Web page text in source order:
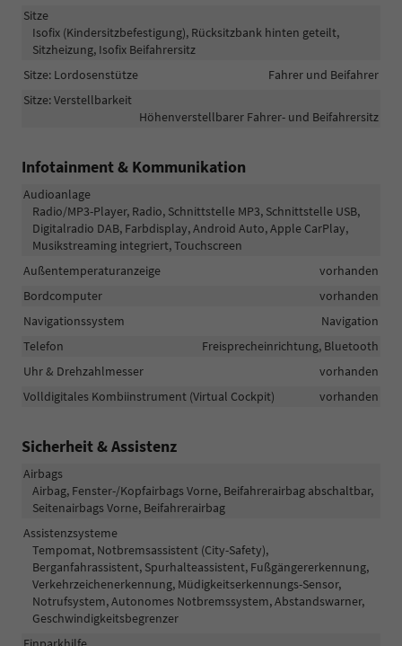
Sitze
Isofix (Kindersitzbefestigung), Rücksitzbank hinten geteilt,
Sitzheizung, Isofix Beifahrersitz
Sitze: Lordosenstütze
Fahrer und Beifahrer
Sitze: Verstellbarkeit
Höhenverstellbarer Fahrer- und Beifahrersitz
Infotainment & Kommunikation
Audioanlage
Radio/MP3-Player, Radio, Schnittstelle MP3, Schnittstelle USB,
Digitalradio DAB, Farbdisplay, Android Auto, Apple CarPlay,
Musikstreaming integriert, Touchscreen
Außentemperaturanzeige
vorhanden
Bordcomputer
vorhanden
Navigationssystem
Navigation
Telefon
Freisprecheinrichtung, Bluetooth
Uhr & Drehzahlmesser
vorhanden
Volldigitales Kombiinstrument (Virtual Cockpit)
vorhanden
Sicherheit & Assistenz
Airbags
Airbag, Fenster-/Kopfairbags Vorne, Beifahrerairbag abschaltbar,
Seitenairbags Vorne, Beifahrerairbag
Assistenzsysteme
Tempomat, Notbremsassistent (City-Safety),
Berganfahrassistent, Spurhalteassistent, Fußgängererkennung,
Verkehrzeichenerkennung, Müdigkeitserkennungs-Sensor,
Notrufsystem, Autonomes Notbremssystem, Abstandswarner,
Geschwindigkeitsbegrenzer